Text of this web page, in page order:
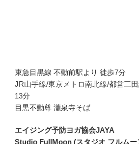
東急目黒線 不動前駅より 徒歩7分
JR山手線/東京メトロ南北線/都営三
13分
目黒不動尊 瀧泉寺そば
エイジング予防ヨガ協会JAYA
Studio FullMoon (スタジオ フルムー